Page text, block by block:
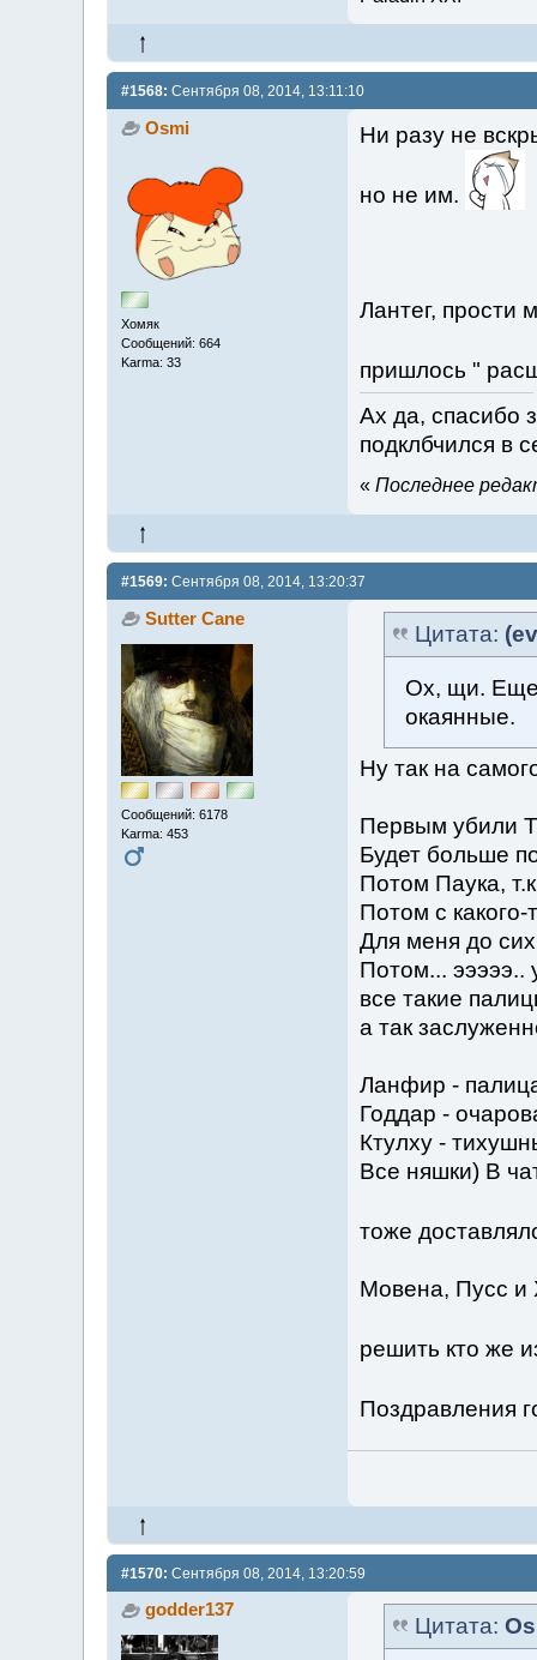
#1568: Сентября 08, 2014, 13:11:10
Osmi
Хомяк
Сообщений: 664
Karma: 33
Ни разу не
но не им.
Лантег, прости
пришлось "
Ах да, спасибо
подклбчился в
« Последнее
#1569: Сентября 08, 2014, 13:20:37
Sutter Cane
Сообщений: 6178
Karma: 453
Цитата:
Ох, щи. Еще
окаянные.
Ну так на
Первым убили
Будет больше
Потом Паука,
Потом с
Для меня до
Потом...
все такие
а так
Ланфир -
Годдар -
Ктулху -
Все няшки) В
тоже
Мовена, Пусс и
решить кто же
Поздравления
#1570: Сентября 08, 2014, 13:20:59
godder137
Цитата: